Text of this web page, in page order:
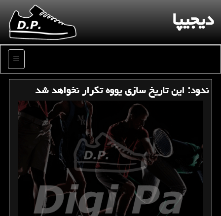
دیجیپا
منو
ندود: این تاریخ سازی یووه تكرار نخواهد شد